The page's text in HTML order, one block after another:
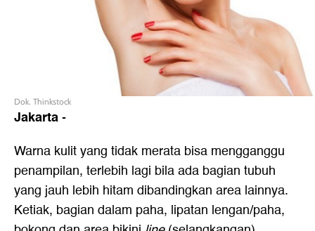
Dok. Thinkstock
Jakarta-
Warna kulit yang tidak merata bisa mengganggu
penampilan, terlebih lagi bila ada bagian tubuh
yang jauh lebih hitam dibandingkan area lainnya.
Ketiak, bagian dalam paha, lipatan lengan/paha,